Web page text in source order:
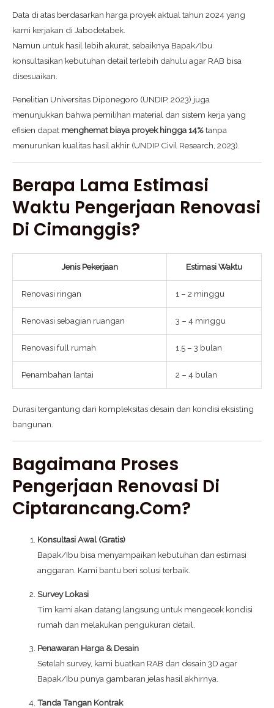
Data di atas berdasarkan harga proyek aktual tahun 2024 yang
kami kerjakan di Jabodetabek.
Namun untuk hasil lebih akurat, sebaiknya Bapak/Ibu
konsultasikan kebutuhan detail terlebih dahulu agar RAB bisa
disesuaikan.
Penelitian Universitas Diponegoro (UNDIP, 2023) juga
menunjukkan bahwa pemilihan material dan sistem kerja yang
efisien dapat menghemat biaya proyek hingga 14%tanpa
menurunkan kualitas hasil akhir (UNDIP Civil Research, 2023).
Berapa Lama Estimasi
Waktu Pengerjaan Renovasi
Di Cimanggis?
Jenis Pekerjaan Estimasi Waktu
Renovasi ringan 1 – 2 minggu
Renovasi sebagian ruangan 3 – 4 minggu
Renovasi full rumah 1,5 – 3 bulan
Penambahan lantai 2 – 4 bulan
Durasi tergantung dari kompleksitas desain dan kondisi eksisting
bangunan.
Bagaimana Proses
Pengerjaan Renovasi Di
Ciptarancang.com?
Konsultasi Awal (Gratis)
Bapak/Ibu bisa menyampaikan kebutuhan dan estimasi
anggaran. Kami bantu beri solusi terbaik.
Survey Lokasi
Tim kami akan datang langsung untuk mengecek kondisi
rumah dan melakukan pengukuran detail.
Penawaran Harga & Desain
Setelah survey, kami buatkan RAB dan desain 3D agar
Bapak/Ibu punya gambaran jelas hasil akhirnya.
Tanda Tangan Kontrak